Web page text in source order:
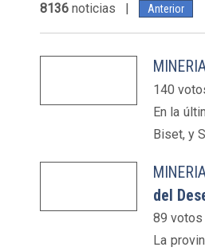
8136noticias | Anterior
140
En la
Biset, y
del
89 votos
La